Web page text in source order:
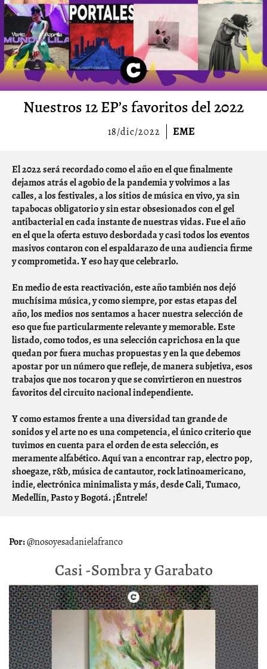
Nuestros 12 EP’s favoritos del 2022
18/dic/2022 EME
El 2022 será recordado como el año en el que finalmente
dejamos atrás el agobio de la pandemia y volvimos a las
calles, a los festivales, a los sitios de música en vivo, ya sin
tapabocas obligatorio y sin estar obsesionados con el gel
antibacterial en cada instante de nuestras vidas. Fue el año
en el que la oferta estuvo desbordada y casi todos los eventos
masivos contaron con el espaldarazo de una audiencia firme
y comprometida. Y eso hay que celebrarlo.
En medio de esta reactivación, este año también nos dejó
muchísima música, y como siempre, por estas etapas del
año, los medios nos sentamos a hacer nuestra selección de
eso que fue particularmente relevante y memorable. Este
listado, como todos, es una selección caprichosa en la que
quedan por fuera muchas propuestas y en la que debemos
apostar por un número que refleje, de manera subjetiva, esos
trabajos que nos tocaron y que se convirtieron en nuestros
favoritos del circuito nacional independiente.
Y como estamos frente a una diversidad tan grande de
sonidos y el arte no es una competencia, el único criterio que
tuvimos en cuenta para el orden de esta selección, es
meramente alfabético. Aquí van a encontrar rap, electro pop,
shoegaze, r&b, música de cantautor, rock latinoamericano,
indie, electrónica minimalista y más, desde Cali, Tumaco,
Medellín, Pasto y Bogotá. ¡Éntrele!
@nosoyesadanielafranco
Casi -Sombra y Garabato